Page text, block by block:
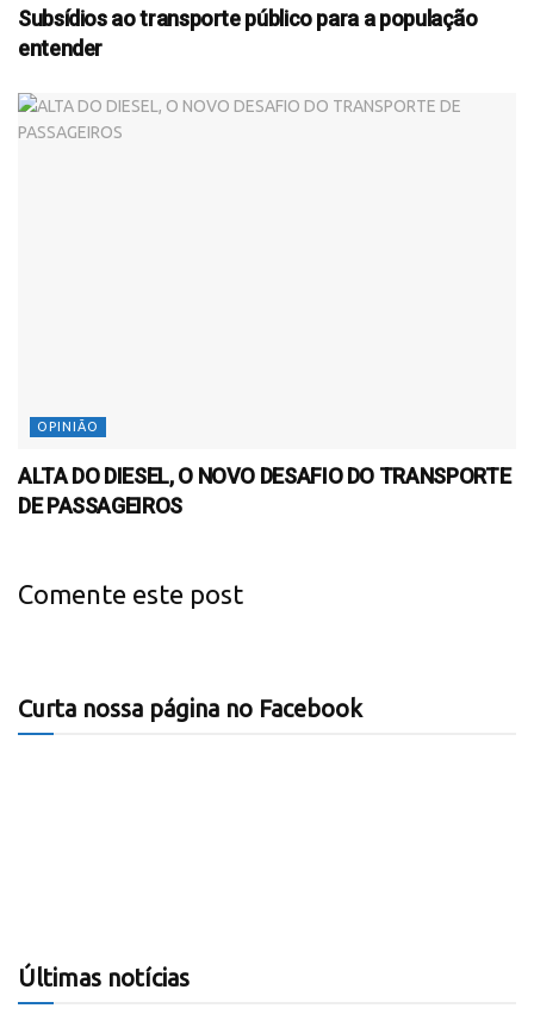
Subsídios ao transporte público para a população
entender
OPINIÃO
ALTA DO DIESEL, O NOVO DESAFIO DO TRANSPORTE
DE PASSAGEIROS
Comente este post
Curta nossa página no Facebook
Últimas notícias